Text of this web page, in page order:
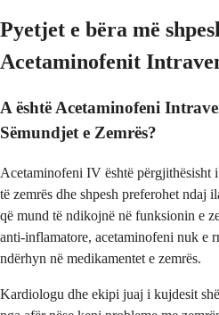
Pyetjet e bëra më
Acetaminofenit
A është Acetaminofeni
Sëmundjet e Zemrës?
Acetaminofeni IV është përgjithësisht
të zemrës dhe shpesh preferohet ndaj
që mund të ndikojnë në funksionin e
anti-inflamatore, acetaminofeni nuk e
ndërhyn në medikamentet e zemrës.
Kardiologu dhe ekipi juaj i kujdesit